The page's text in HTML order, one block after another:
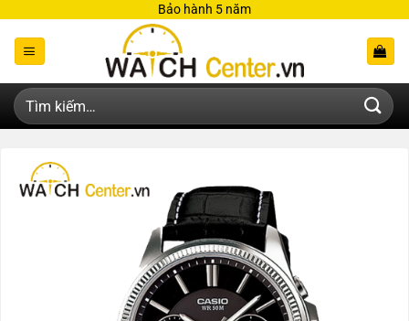
qua
dung
Bảo hành 5 năm
Tìm
kiếm: